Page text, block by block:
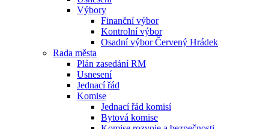
Výbory
Finanční výbor
Kontrolní výbor
Osadní výbor Červený Hrádek
Rada města
Plán zasedání RM
Usnesení
Jednací řád
Komise
Jednací řád komisí
Bytová komise